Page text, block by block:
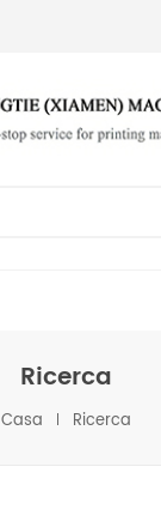
Ricerca
Casa Ricerca